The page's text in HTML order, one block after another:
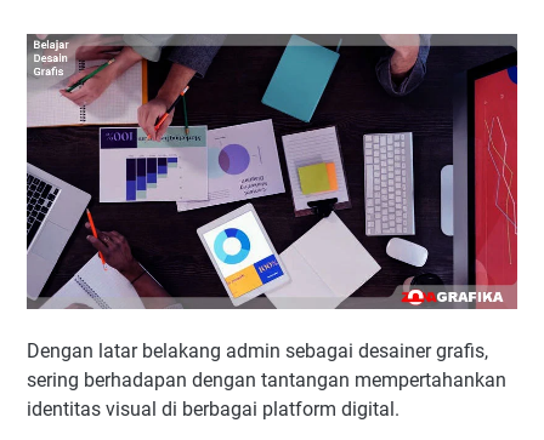
Dengan latar belakang admin sebagai desainer grafis,
sering berhadapan dengan tantangan mempertahankan
identitas visual di berbagai platform digital.